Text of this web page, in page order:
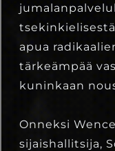
apua
tärkeämpää
kuninkaan
Onneksi
sijaishallitsija,